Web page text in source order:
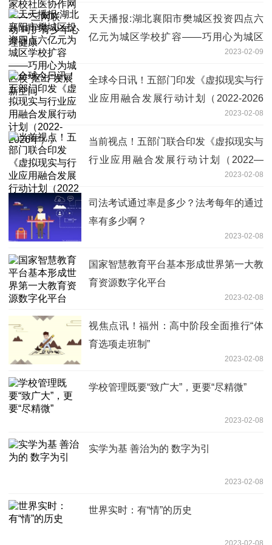
天天播报:湖北襄阳市樊城区投资四点六
亿元为城区学校扩容——巧用心为城区
2023-02-09
全球今日讯！五部门印发《虚拟现实与行
业应用融合发展行动计划（2022-2026
2023-02-08
当前视点！五部门联合印发《虚拟现实与
行业应用融合发展行动计划（2022—
2023-02-08
司法考试通过率是多少？法考每年的通过
率有多少啊？
2023-02-08
国家智慧教育平台基本形成世界第一大教
育资源数字化平台
2023-02-08
视焦点讯！福州：高中阶段全面推行“体
育选项走班制”
2023-02-08
学校管理既要“致广大”，更要“尽精微”
2023-02-08
实学为基 善治为的 数字为引
2023-02-08
世界实时：有“情”的历史
2023-02-08